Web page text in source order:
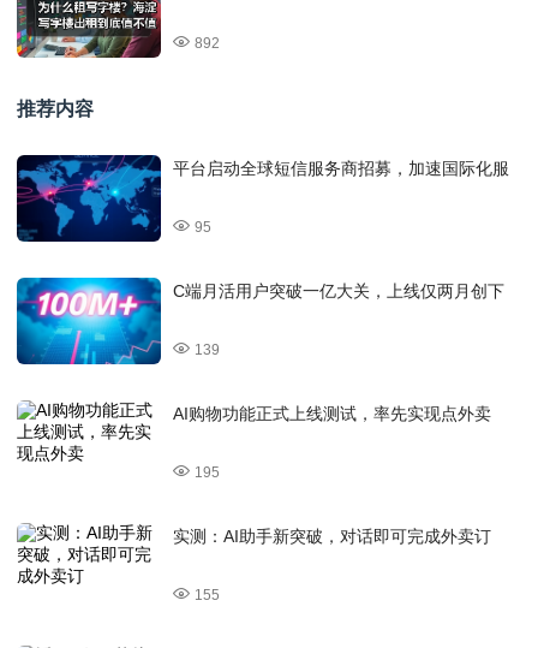
892
推荐内容
平台启动全球短信服务商招募，加速国际化服
95
C端月活用户突破一亿大关，上线仅两月创下
139
AI购物功能正式上线测试，率先实现点外卖
195
实测：AI助手新突破，对话即可完成外卖订
155